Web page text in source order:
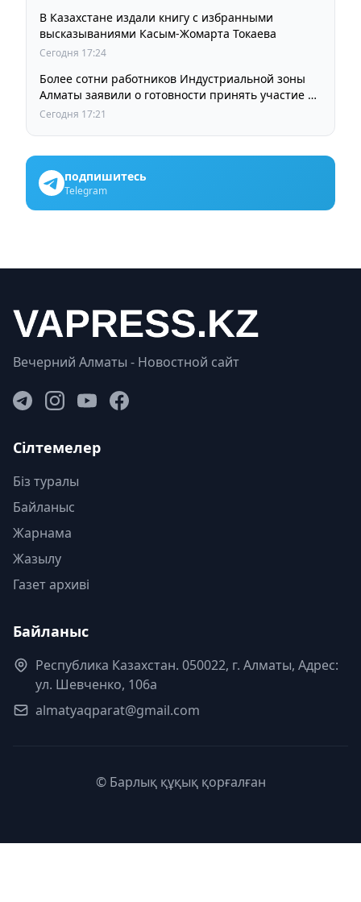
В Казахстане издали книгу с избранными
высказываниями Касым-Жомарта Токаева
Сегодня 17:24
Более сотни работников Индустриальной зоны
Алматы заявили о готовности принять участие в
выборах членов Курылтая
Сегодня 17:21
подпишитесь
Telegram
Вечерний Алматы - Новостной сайт
Сілтемелер
Біз туралы
Байланыс
Жарнама
Жазылу
Газет архиві
Байланыс
Республика Казахстан. 050022, г. Алматы, Адрес:
ул. Шевченко, 106а
almatyaqparat@gmail.com
© Барлық құқық қорғалған